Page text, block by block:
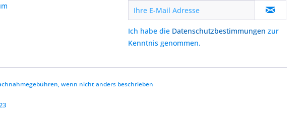
Ich habe die Datenschutzbestimmungen zur
Kenntnis genommen.
wenn nicht anders beschrieben